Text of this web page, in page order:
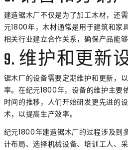
建造锯木厂不仅是为了加工木材，还
元1800年，木材通常是用于建筑和家
相关行业建立合作关系，确保产品能够
9. 维护和更新
锯木厂的设备需要定期维护和更新，
率。在纪元1800年，设备的维护主要
时间的推移，人们开始研发更先进的
术，以提高生产效率。
纪元1800年建造锯木厂的过程涉及到
计布局、选择机械设备、培训工人、